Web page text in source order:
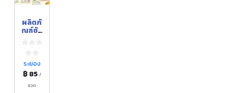
ผลิตภั
ณฑ์ซัก
สับปะร
ดทอง
ระยอง
)
ระยอง
฿ 85 /
ขวด